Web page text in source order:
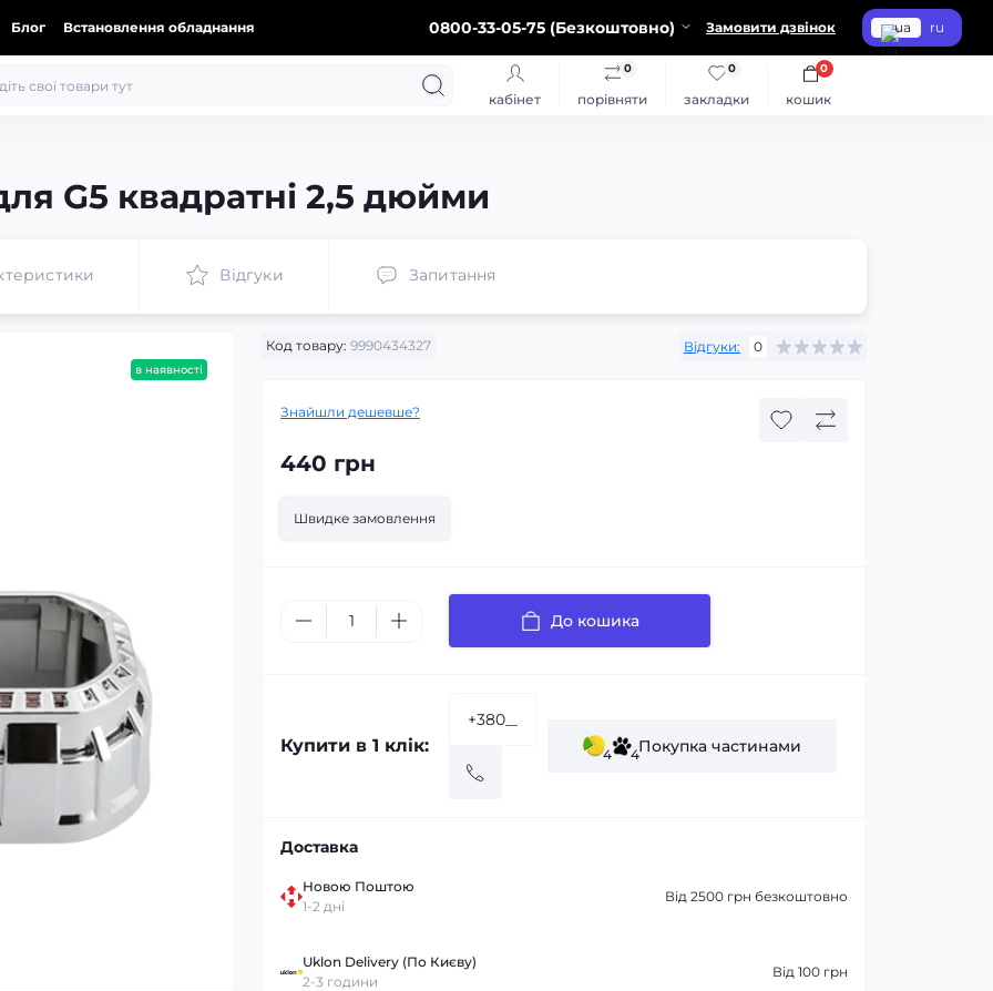
Блог Встановлення обладнання 0800-33-05-75 (Безкоштовно) Замовити дзвінок ua ru
кабінет порівняти
0
закладки
0
кошик
0
G5 квадратні 2,5 дюйми
Відгуки Запитання
в наявності
Код товару: 9990434327 Відгуки: 0
Знайшли дешевше?
440 грн
Швидке замовлення
До кошика
Купити в 1 клік: 4 4Покупка частинами
Доставка
Новою Поштою
1-2 дні
Від 2500 грн безкоштовно
Uklon Delivery (По Києву)
2-3 години
Від 100 грн